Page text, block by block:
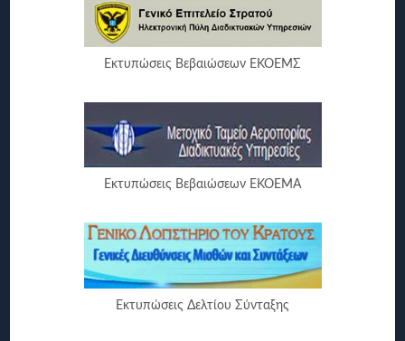
Εκτυπώσεις Βεβαιώσεων ΕΚΟΕΜΣ
Εκτυπώσεις Βεβαιώσεων ΕΚΟΕΜΑ
Εκτυπώσεις Δελτίου Σύνταξης